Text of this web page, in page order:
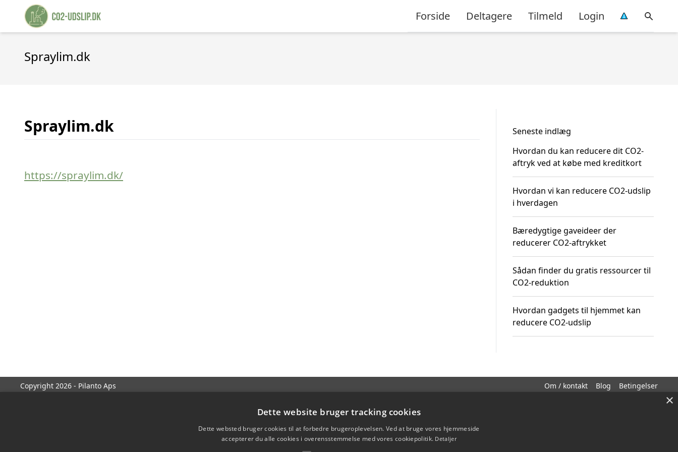
Forside Deltagere Tilmeld Login
Spraylim.dk
Spraylim.dk
https://spraylim.dk/
Seneste indlæg
Hvordan du kan reducere dit CO2-
aftryk ved at købe med kreditkort
Hvordan vi kan reducere CO2-udslip
i hverdagen
Bæredygtige gaveideer der
reducerer CO2-aftrykket
Sådan finder du gratis ressourcer til
CO2-reduktion
Hvordan gadgets til hjemmet kan
reducere CO2-udslip
Copyright 2026 - Pilanto Aps Om / kontakt Blog Betingelser
×
Dette website bruger tracking cookies
Dette websted bruger cookies til at forbedre brugeroplevelsen. Ved at bruge vores hjemmeside
accepterer du alle cookies i overensstemmelse med vores cookiepolitik. Detaljer